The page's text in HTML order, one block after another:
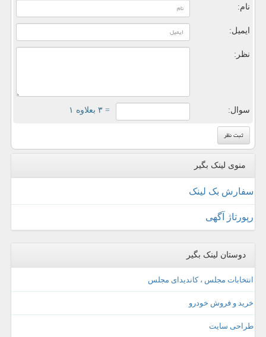
نام:
ایمیل:
نظر:
سوال: = ۳ بعلاوه ۱
منوی لینک بگیر
سفارش بک لینک
رپورتاژ آگهی
دوستان لینک بگیر
انتخابات مجلس ، کاندیدای مجلس
خرید و فروش خودرو
طراحی سایت